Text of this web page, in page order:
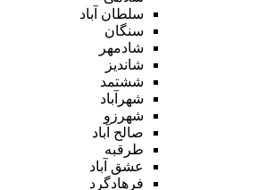
سلطان آباد
سنگان
شادمهر
شاندیز
ششتمد
شهرآباد
شهرزو
صالح آباد
طرقبه
عشق آباد
فرهادگرد